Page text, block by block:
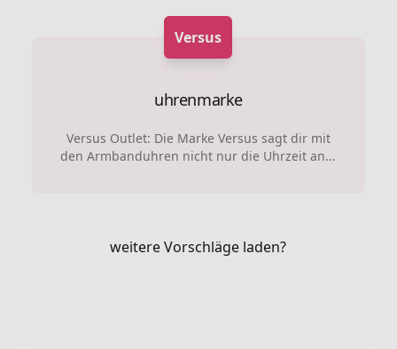
Versus
uhrenmarke
Versus Outlet: Die Marke Versus sagt dir mit
den Armbanduhren nicht nur die Uhrzeit an...
weitere Vorschläge laden?